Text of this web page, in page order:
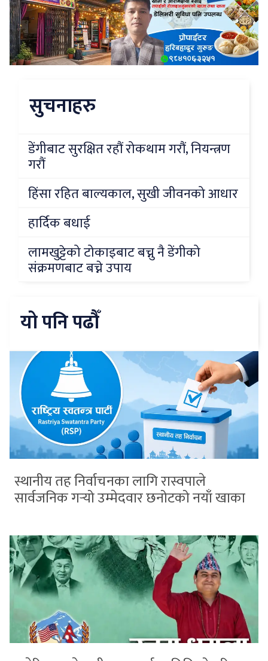
सुचनाहरु
डेंगीबाट सुरक्षित रहौं रोकथाम गरौं, नियन्त्रण
गरौं
हिंसा रहित बाल्यकाल, सुखी जीवनको आधार
हार्दिक बधाई
लामखुट्टेको टोकाइबाट बच्नु नै डेंगीको
संक्रमणबाट बच्ने उपाय
यो पनि पढौँ
स्थानीय तह निर्वाचनका लागि रास्वपाले
सार्वजनिक गर्‍यो उम्मेदवार छनोटको नयाँ खाका